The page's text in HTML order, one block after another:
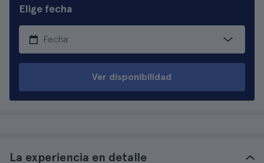
Elige fecha
Ver disponibilidad
La experiencia en detalle